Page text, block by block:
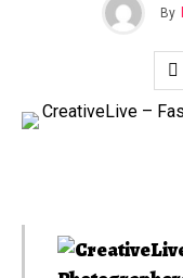
By